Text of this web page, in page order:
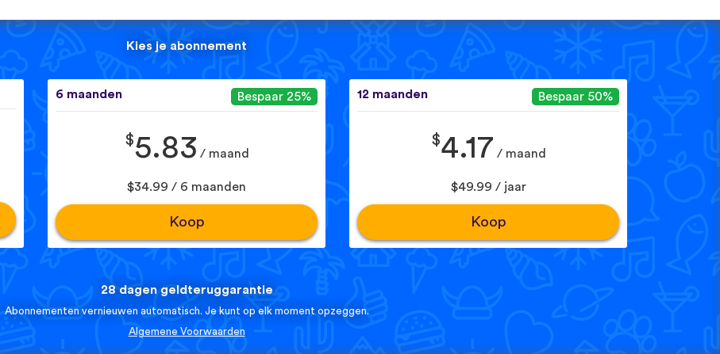
Kies je abonnement
6 maanden Bespaar 25%
$5.83 / maand
$34.99 / 6 maanden
Koop
12 maanden Bespaar 50%
$4.17 / maand
$49.99 / jaar
Koop
28 dagen geldteruggarantie
Abonnementen vernieuwen automatisch. Je kunt op elk moment opzeggen.
Algemene Voorwaarden